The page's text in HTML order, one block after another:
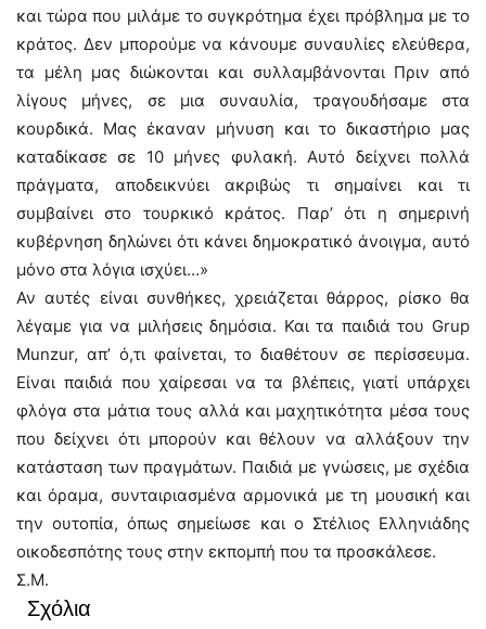
και τώρα που μιλάμε το συγκρότημα έχει πρόβλημα με το
κράτος. Δεν μπορούμε να κάνουμε συναυλίες ελεύθερα,
τα μέλη μας διώκονται και συλλαμβάνονται Πριν από
λίγους μήνες, σε μια συναυλία, τραγουδήσαμε στα
κουρδικά. Μας έκαναν μήνυση και το δικαστήριο μας
καταδίκασε σε 10 μήνες φυλακή. Αυτό δείχνει πολλά
πράγματα, αποδεικνύει ακριβώς τι σημαίνει και τι
συμβαίνει στο τουρκικό κράτος. Παρ’ ότι η σημερινή
κυβέρνηση δηλώνει ότι κάνει δημοκρατικό άνοιγμα, αυτό
μόνο στα λόγια ισχύει…»
Αν αυτές είναι συνθήκες, χρειάζεται θάρρος, ρίσκο θα
λέγαμε για να μιλήσεις δημόσια. Και τα παιδιά του Grup
Munzur, απ’ ό,τι φαίνεται, το διαθέτουν σε περίσσευμα.
Είναι παιδιά που χαίρεσαι να τα βλέπεις, γιατί υπάρχει
φλόγα στα μάτια τους αλλά και μαχητικότητα μέσα τους
που δείχνει ότι μπορούν και θέλουν να αλλάξουν την
κατάσταση των πραγμάτων. Παιδιά με γνώσεις, με σχέδια
και όραμα, συνταιριασμένα αρμονικά με τη μουσική και
την ουτοπία, όπως σημείωσε και ο Στέλιος Ελληνιάδης
οικοδεσπότης τους στην εκπομπή που τα προσκάλεσε.
Σ.Μ.
Σχόλια